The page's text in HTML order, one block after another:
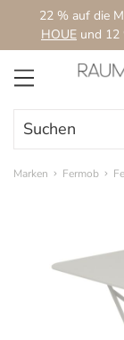
Zum Hauptinhalt
22 % auf die
HOUE und 12
Marken Fermob